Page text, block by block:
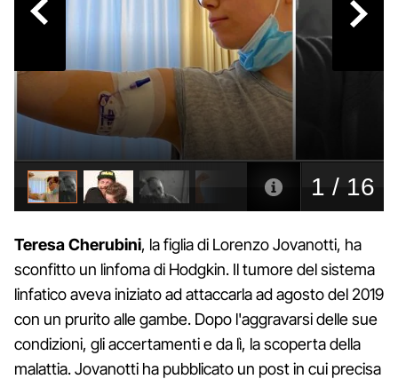
TeresaCherubini, la figlia di Lorenzo Jovanotti, ha
sconfitto un linfoma di Hodgkin. Il tumore del sistema
linfatico aveva iniziato ad attaccarla ad agosto del 2019
con un prurito alle gambe. Dopo l'aggravarsi delle sue
condizioni, gli accertamenti e da lì, la scoperta della
malattia. Jovanotti ha pubblicato un post in cui precisa